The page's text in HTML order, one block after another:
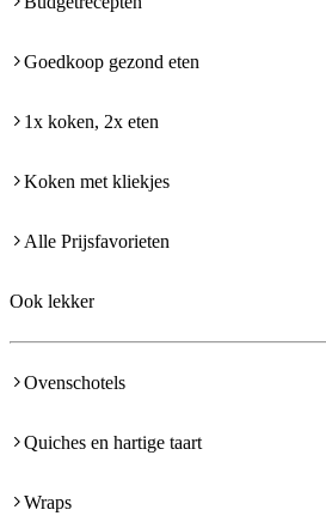
Goedkoop gezond eten
1x koken, 2x eten
Koken met kliekjes
Alle Prijsfavorieten
Ook lekker
Ovenschotels
Quiches en hartige taart
Wraps